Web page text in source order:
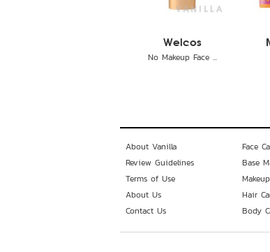
Welcos
No Makeup Face ...
About Vanilla
Review Guidelines
Terms of Use
About Us
Contact Us
Face
Base
Makeup
Hair
Body